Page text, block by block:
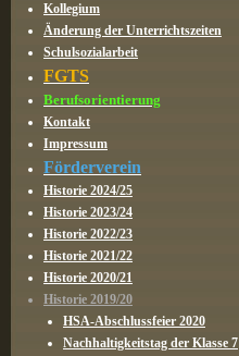
Kollegium
Änderung der Unterrichtszeiten
Schulsozialarbeit
FGTS
Berufsorientierung
Kontakt
Impressum
Förderverein
Historie 2024/25
Historie 2023/24
Historie 2022/23
Historie 2021/22
Historie 2020/21
Historie 2019/20
HSA-Abschlussfeier 2020
Nachhaltigkeitstag der Klasse 7